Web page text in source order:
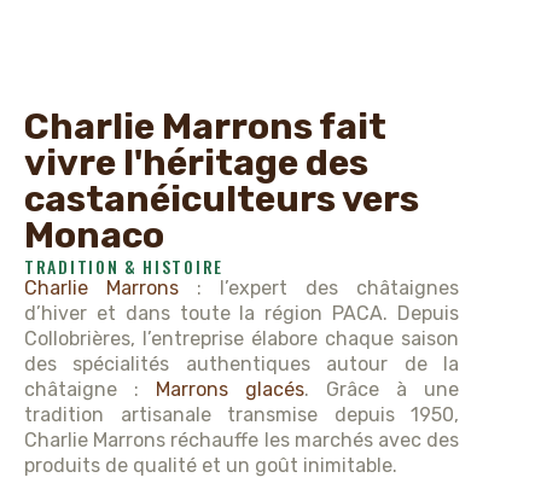
Charlie Marrons fait
vivre l'héritage des
castanéiculteurs vers
Monaco
TRADITION & HISTOIRE
Charlie Marrons : l’expert des châtaignes
d’hiver et dans toute la région PACA. Depuis
Collobrières, l’entreprise élabore chaque saison
des spécialités authentiques autour de la
châtaigne :
Marrons glacés. Grâce à une
tradition artisanale transmise depuis 1950,
Charlie Marrons réchauffe les marchés avec des
produits de qualité et un goût inimitable.